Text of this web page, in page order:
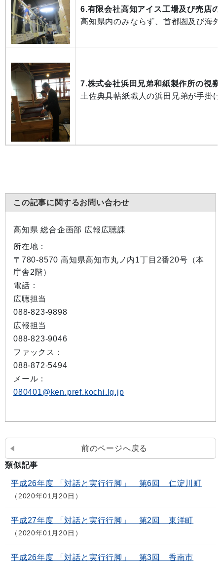
6.有限会社高知アイス工場及び売店
高知県内のみならず
7.株式会社浜田兄弟和紙製作所の視察
土佐典具帖紙職人の浜田兄弟が手掛
この記事に関するお問い合わせ
高知県 総合企画部 広報広聴課
所在地：
〒780-8570 高知県高知市丸ノ内1丁目2番20号（本
庁舎2階）
電話：
広聴担当
088-823-9898
広報担当
088-823-9046
ファックス：
088-872-5494
メール：
080401@ken.pref.kochi.lg.jp
前のページへ戻る
類似記事
平成26年度 「対話と実行行脚」 第6回 仁淀川町
2020年01月20日
平成27年度 「対話と実行行脚」 第2回 東洋町
2020年01月20日
平成26年度 「対話と実行行脚」 第3回 香南市